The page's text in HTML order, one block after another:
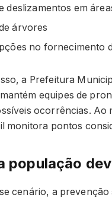
deslizamentos em
árvores
no fornecimento
a Prefeitura
equipes de
ocorrências. Ao
monitora pontos
população
cenário, a